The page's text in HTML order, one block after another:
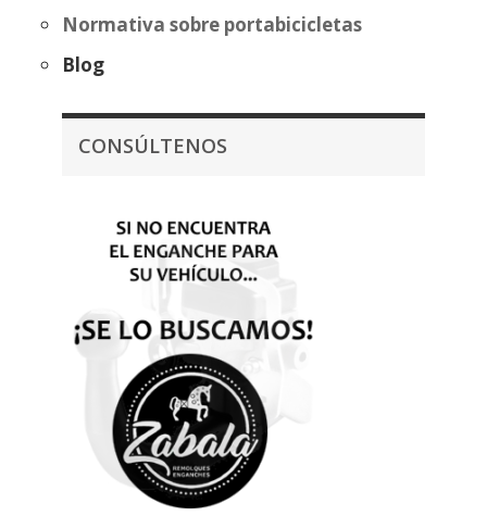
Normativa sobre portabicicletas
Blog
CONSÚLTENOS